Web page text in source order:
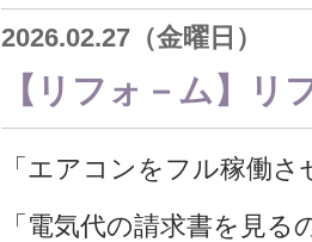
2026.02.27（金曜日）
【リフォ－ム】リ
「エアコンをフル稼働
「電気代の請求書を見